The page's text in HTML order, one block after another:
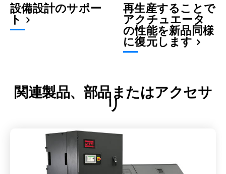
設備設計のサポー
ト
再生産することで
アクチュエータ
の性能を新品同様
に復元します
関連製品、部品またはアクセサ
リ